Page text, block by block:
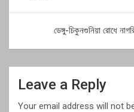
ডেঙ্গু-চিকুনগুনিয়া রোধে
Leave a Reply
Your email address will not